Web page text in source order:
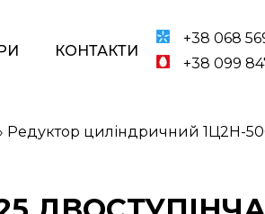
КОНТАКТИ
+38 068
+38 099
Редуктор циліндричний 1Ц2Н-